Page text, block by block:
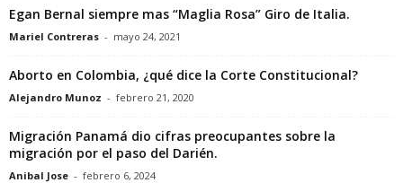
Egan Bernal siempre mas “Maglia Rosa” Giro de Italia.
Mariel Contreras - mayo 24, 2021
Aborto en Colombia, ¿qué dice la Corte Constitucional?
Alejandro Munoz - febrero 21, 2020
Migración Panamá dio cifras preocupantes sobre la
migración por el paso del Darién.
Anibal Jose - febrero 6, 2024